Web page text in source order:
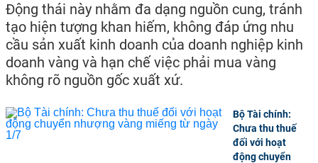
Động thái này nhằm đa dạng nguồn cung, tránh
tạo hiện tượng khan hiếm, không đáp ứng nhu
cầu sản xuất kinh doanh của doanh nghiệp kinh
doanh vàng và hạn chế việc phải mua vàng
không rõ nguồn gốc xuất xứ.
Bộ Tài chính:
Chưa thu thuế
đối với hoạt
động chuyển